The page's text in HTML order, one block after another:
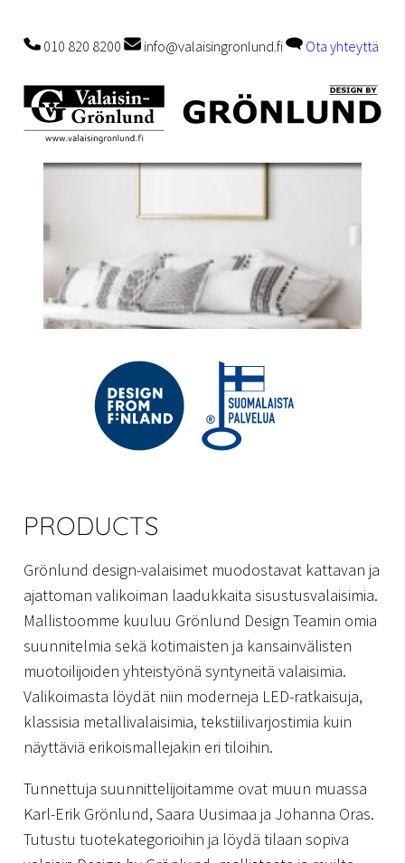
010 820 8200 info@valaisingronlund.fi Ota yhteyttä
PRODUCTS
Grönlund design-valaisimet muodostavat kattavan ja
ajattoman valikoiman laadukkaita sisustusvalaisimia.
Mallistoomme kuuluu Grönlund Design Teamin omia
suunnitelmia sekä kotimaisten ja kansainvälisten
muotoilijoiden yhteistyönä syntyneitä valaisimia.
Valikoimasta löydät niin moderneja LED-ratkaisuja,
klassisia metallivalaisimia, tekstiilivarjostimia kuin
näyttäviä erikoismallejakin eri tiloihin.
Tunnettuja suunnittelijoitamme ovat muun muassa
Karl-Erik Grönlund, Saara Uusimaa ja Johanna Oras.
Tutustu tuotekategorioihin ja löydä tilaan sopiva